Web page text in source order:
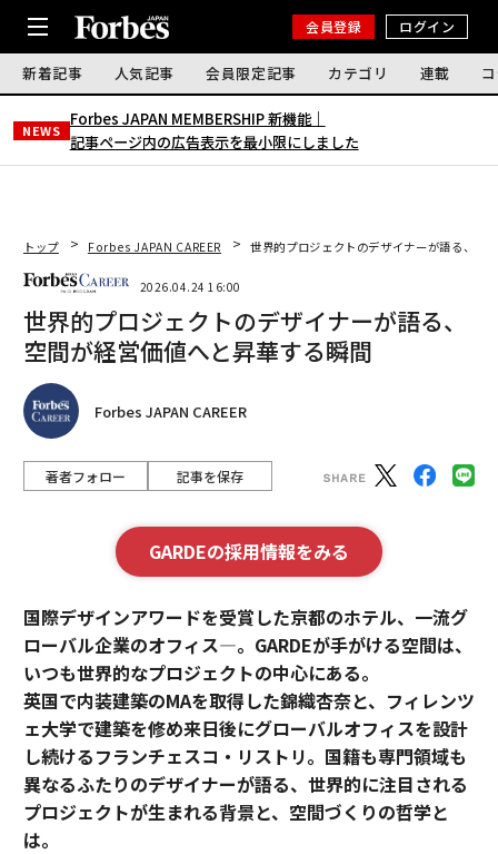
会員登録 ログイン
新着記事 人気記事 会員限定記事 カテゴリ 連載
NEWS
Forbes JAPAN MEMBERSHIP 新機能｜
記事ページ内の広告表示を最小限にしました
トップ Forbes JAPAN CAREER 世界的プロジェクトのデザイナーが語る、空
2026.04.24 16:00
世界的プロジェクトのデザイナーが語る、
空間が経営価値へと昇華する瞬間
Forbes JAPAN CAREER
著者フォロー 記事を保存
GARDEの採用情報をみる
国際デザインアワードを受賞した京都のホテル、一流グ
ローバル企業のオフィス—。GARDEが手がける空間は、
いつも世界的なプロジェクトの中心にある。
英国で内装建築のMAを取得した錦織杏奈と、フィレンツ
ェ大学で建築を修め来日後にグローバルオフィスを設計
し続けるフランチェスコ・リストリ。国籍も専門領域も
異なるふたりのデザイナーが語る、世界的に注目される
プロジェクトが生まれる背景と、空間づくりの哲学と
は。